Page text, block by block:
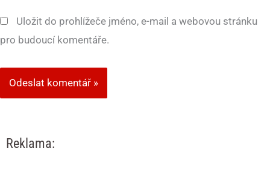
Uložit do prohlížeče jméno, e-mail a webovou stránku
pro budoucí komentáře.
Reklama: